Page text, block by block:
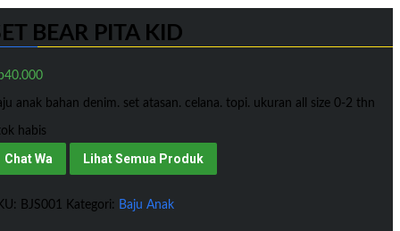
BEAR PITA KID
40.000
anak bahan denim. set atasan. celana. topi. ukuran all size 0-2 thn
habis
Chat Wa Lihat Semua Produk
BJS001 Kategori: Baju Anak